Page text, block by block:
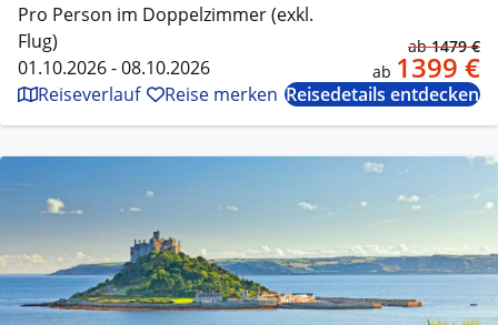
Pro Person im Doppelzimmer (exkl.
Flug)
01.10.2026 - 08.10.2026
ab1479 €
ab 1399 €
Reiseverlauf Reise merken Reisedetails entdecken